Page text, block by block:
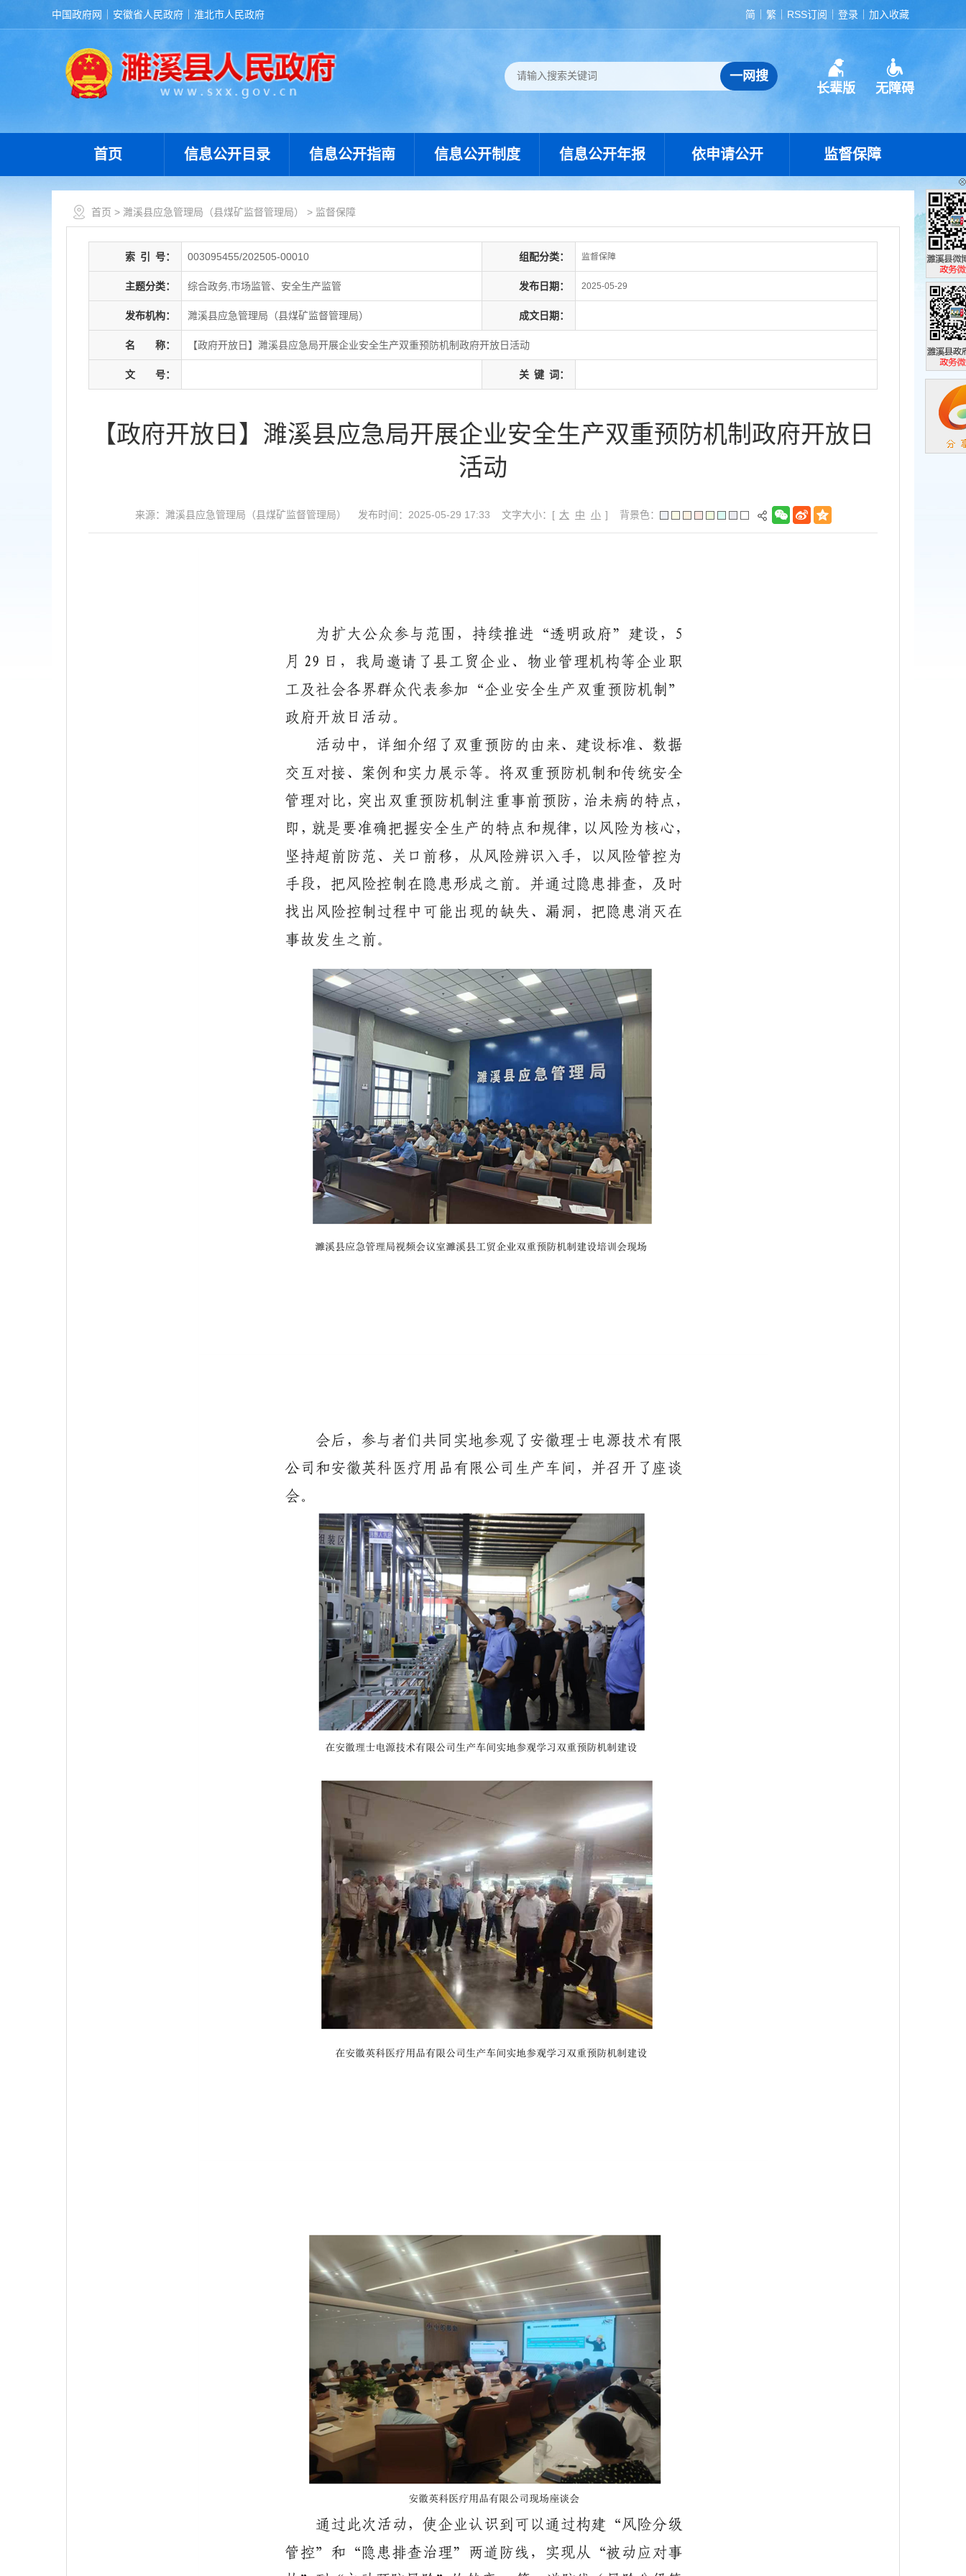
中国政府网 安徽省人民政府 淮北市人民政府 简 繁 RSS订阅 登录 加入收藏
长辈版 无障碍
首页 信息公开目录 信息公开指南 信息公开制度 信息公开年报 依申请公开 监督保障
首页 > 濉溪县应急管理局（县煤矿监督管理局） > 监督保障
索 引 号： 003095455/202505-00010 组配分类： 监督保障
主题分类： 综合政务,市场监管、安全生产监管 发布日期： 2025-05-29
发布机构： 濉溪县应急管理局（县煤矿监督管理局） 成文日期：
名 称： 【政府开放日】濉溪县应急局开展企业安全生产双重预防机制政府开放日活动
文 号： 关 键 词：
【政府开放日】濉溪县应急局开展企业安全生产双重预防机制政府开放日
活动
来源：濉溪县应急管理局（县煤矿监督管理局） 发布时间：2025-05-29 17:33 文字大小：[ 大 中 小 ] 背景色：
濉溪县政
政务微博
濉溪县政
政务微信